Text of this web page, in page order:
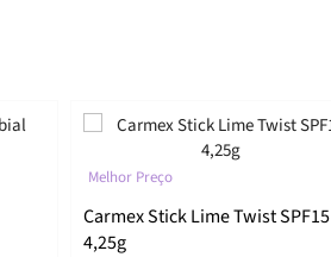
Melhor Preço
Carmex Stick Lime Twist SPF15
4,25g